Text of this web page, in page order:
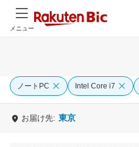
メニュー
ノートPC Intel Core i7
お届け先: 東京